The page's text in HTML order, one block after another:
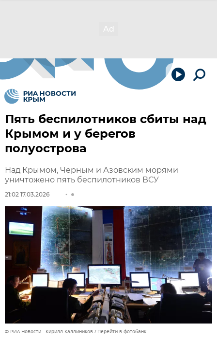
Пять беспилотников сбиты над
Крымом и у берегов
полуострова
Над Крымом, Черным и Азовским морями
уничтожено пять беспилотников ВСУ
21:02 17.03.2026
© РИА Новости . Кирилл Каллиников Перейти в фотобанк